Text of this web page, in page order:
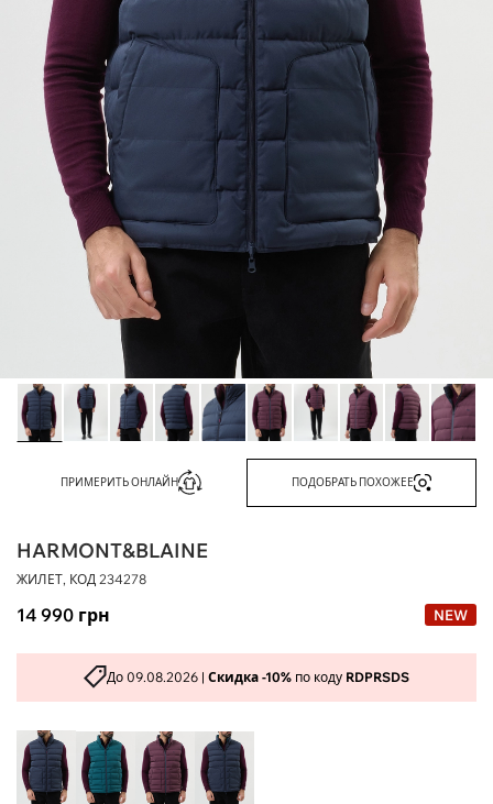
ПРИМЕРИТЬ ОНЛАЙН ПОДОБРАТЬ ПОХОЖЕЕ
HARMONT&BLAINE
ЖИЛЕТ, КОД 234278
14 990 грн NEW
До 09.08.2026 | Скидка -10% по коду RDPRSDS